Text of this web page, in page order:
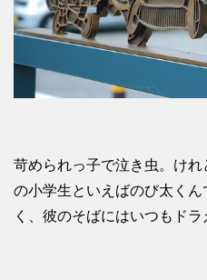
苛められっ子で泣き虫。け
の小学生といえばのび太く
く、彼のそばにはいつもドラ